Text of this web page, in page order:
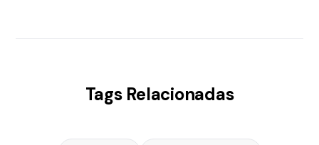
Tags Relacionadas